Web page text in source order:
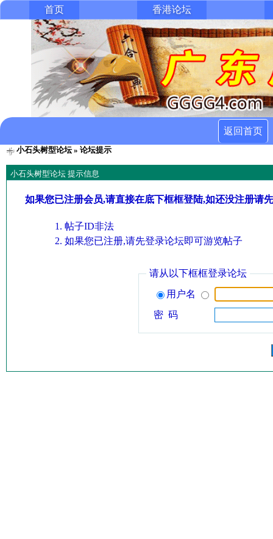
首页 香港论坛
返回首页
小石头树型论坛» 论坛提示
小石头树型论坛 提示信息
如果您已注册会员,请直接在底下框框登陆,如还没注册请
帖子ID非法
如果您已注册,请先登录论坛即可游览帖子
请从以下框框登录论坛
用户名
密 码